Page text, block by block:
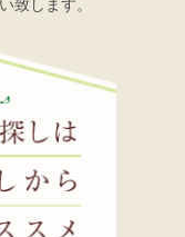
致します。